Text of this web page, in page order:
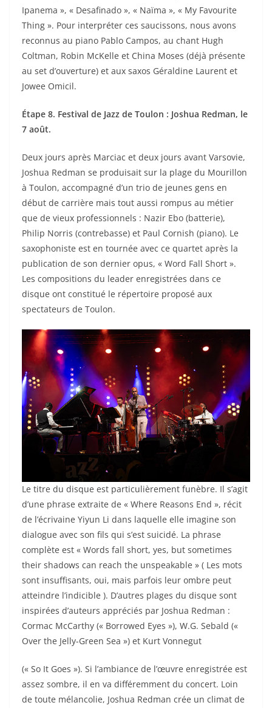
Ipanema », « Desafinado », « Naïma », « My Favourite
Thing ». Pour interpréter ces saucissons, nous avons
reconnus au piano Pablo Campos, au chant Hugh
Coltman, Robin McKelle et China Moses (déjà présente
au set d’ouverture) et aux saxos Géraldine Laurent et
Jowee Omicil.
Étape 8. Festival de Jazz de Toulon : Joshua Redman, le
7 août.
Deux jours après Marciac et deux jours avant Varsovie,
Joshua Redman se produisait sur la plage du Mourillon
à Toulon, accompagné d’un trio de jeunes gens en
début de carrière mais tout aussi rompus au métier
que de vieux professionnels : Nazir Ebo (batterie),
Philip Norris (contrebasse) et Paul Cornish (piano). Le
saxophoniste est en tournée avec ce quartet après la
publication de son dernier opus, « Word Fall Short ».
Les compositions du leader enregistrées dans ce
disque ont constitué le répertoire proposé aux
spectateurs de Toulon.
Le titre du disque est particulièrement funèbre. Il s’agit
d’une phrase extraite de « Where Reasons End », récit
de l’écrivaine Yiyun Li dans laquelle elle imagine son
dialogue avec son fils qui s’est suicidé. La phrase
complète est « Words fall short, yes, but sometimes
their shadows can reach the unspeakable » ( Les mots
sont insuffisants, oui, mais parfois leur ombre peut
atteindre l’indicible ). D’autres plages du disque sont
inspirées d’auteurs appréciés par Joshua Redman :
Cormac McCarthy (« Borrowed Eyes »), W.G. Sebald («
Over the Jelly-Green Sea ») et Kurt Vonnegut
(« So It Goes »). Si l’ambiance de l’œuvre enregistrée est
assez sombre, il en va différemment du concert. Loin
de toute mélancolie, Joshua Redman crée un climat de